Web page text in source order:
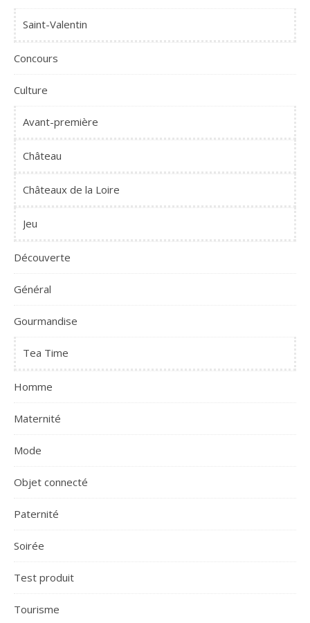
Saint-Valentin
Concours
Culture
Avant-première
Château
Châteaux de la Loire
Jeu
Découverte
Général
Gourmandise
Tea Time
Homme
Maternité
Mode
Objet connecté
Paternité
Soirée
Test produit
Tourisme